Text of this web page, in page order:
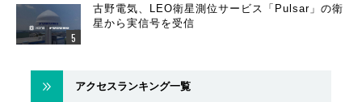
古野電気、LEO衛星測位サービス「Pulsar」の衛
星から実信号を受信
アクセスランキング一覧